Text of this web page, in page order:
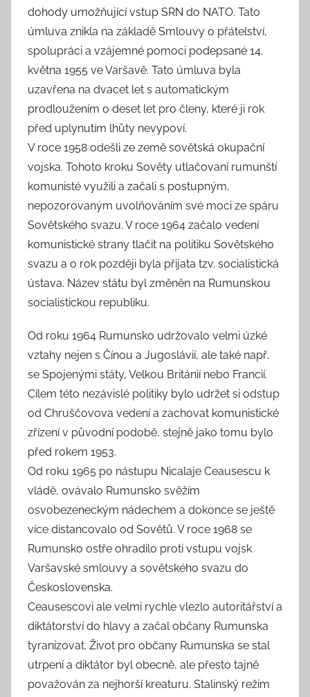
dohody umožňující vstup SRN do NATO. Tato
úmluva znikla na základě Smlouvy o přátelství,
spolupráci a vzájemné pomoci podepsané 14.
května 1955 ve Varšavě. Tato úmluva byla
uzavřena na dvacet let s automatickým
prodloužením o deset let pro členy, které ji rok
před uplynutím lhůty nevypoví.
V roce 1958 odešli ze země sovětská okupační
vojska. Tohoto kroku Sověty utlačovaní rumunští
komunisté využili a začali s postupným,
nepozorovaným uvolňováním své moci ze spáru
Sovětského svazu. V roce 1964 začalo vedení
komunistické strany tlačit na politiku Sovětského
svazu a o rok později byla přijata tzv. socialistická
ústava. Název státu byl změněn na Rumunskou
socialistickou republiku.
Od roku 1964 Rumunsko udržovalo velmi úzké
vztahy nejen s Čínou a Jugoslávií, ale také např.
se Spojenými státy, Velkou Británií nebo Francií.
Cílem této nezávislé politiky bylo udržet si odstup
od Chruščovova vedení a zachovat komunistické
zřízení v původní podobě, stejně jako tomu bylo
před rokem 1953.
Od roku 1965 po nástupu Nicalaje Ceausescu k
vládě, ovávalo Rumunsko svěžím
osvobezeneckým nádechem a dokonce se ještě
více distancovalo od Sovětů. V roce 1968 se
Rumunsko ostře ohradilo proti vstupu vojsk
Varšavské smlouvy a sovětského svazu do
Československa.
Ceausescovi ale velmi rychle vlezlo autoritářství a
diktátorství do hlavy a začal občany Rumunska
tyranizovat. Život pro občany Rumunska se stal
utrpení a diktátor byl obecně, ale přesto tajně
považován za nejhorší kreaturu. Stalinský režim